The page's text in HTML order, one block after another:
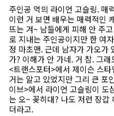
주인공 역의 라이언 고슬링. 매
이런 거 보면 배우는 매력적인
뜨는 겨~ 남들에게 피해 안 주
로 지내는 주인공이지만 한 여
정 마초맨. 근데 남자가 가오가
가? 이해가 안 가네. 거 참. 그
<트랜스포터>에서 제이슨 스
거는 알고 있었지만 그리 큰 포
이브>에서 라이언 고슬링이 도
는 오~ 꽂히대? 나도 저런 장갑
더라고.